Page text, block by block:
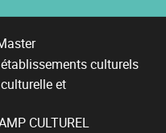
culturels
et
CULTUREL